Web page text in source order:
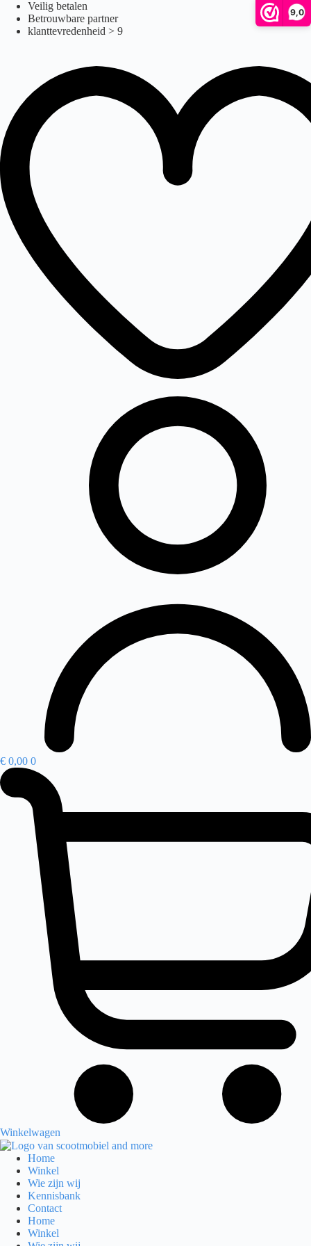
9,0
naar
Veilig betalen
Betrouwbare partner
klanttevredenheid > 9
€ 0,00 0
Winkelwagen
Home
Winkel
Wie zijn wij
Kennisbank
Contact
Home
Winkel